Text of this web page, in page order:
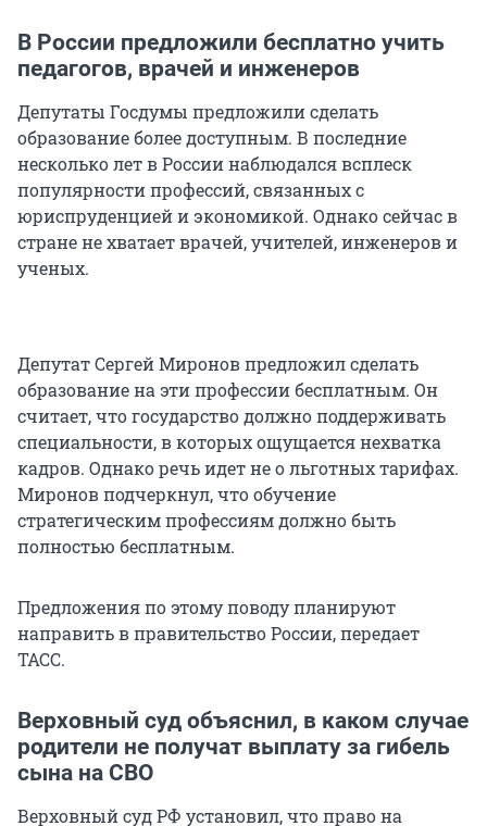
В России предложили бесплатно учить
педагогов, врачей и инженеров
Депутаты Госдумы предложили сделать
образование более доступным. В последние
несколько лет в России наблюдался всплеск
популярности профессий, связанных с
юриспруденцией и экономикой. Однако сейчас в
стране не хватает врачей, учителей, инженеров и
ученых.
Депутат Сергей Миронов предложил сделать
образование на эти профессии бесплатным. Он
считает, что государство должно поддерживать
специальности, в которых ощущается нехватка
кадров. Однако речь идет не о льготных тарифах.
Миронов подчеркнул, что обучение
стратегическим профессиям должно быть
полностью бесплатным.
Предложения по этому поводу планируют
направить в правительство России, передает
ТАСС.
Верховный суд объяснил, в каком случае
родители не получат выплату за гибель
сына на СВО
Верховный суд РФ установил, что право на